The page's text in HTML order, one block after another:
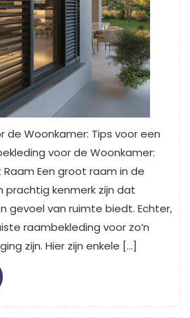
de Woonkamer: Tips voor een
voor de Woonkamer:
Een groot raam in de
prachtig kenmerk zijn dat
gevoel van ruimte biedt. Echter,
raambekleding voor zo’n
zijn. Hier zijn enkele […]